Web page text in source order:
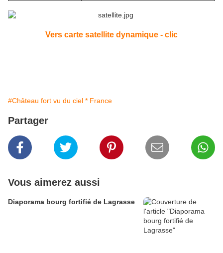
Vers carte satellite dynamique - clic
#Château fort vu du ciel * France
Partager
Vous aimerez aussi
Diaporama bourg fortifié de Lagrasse